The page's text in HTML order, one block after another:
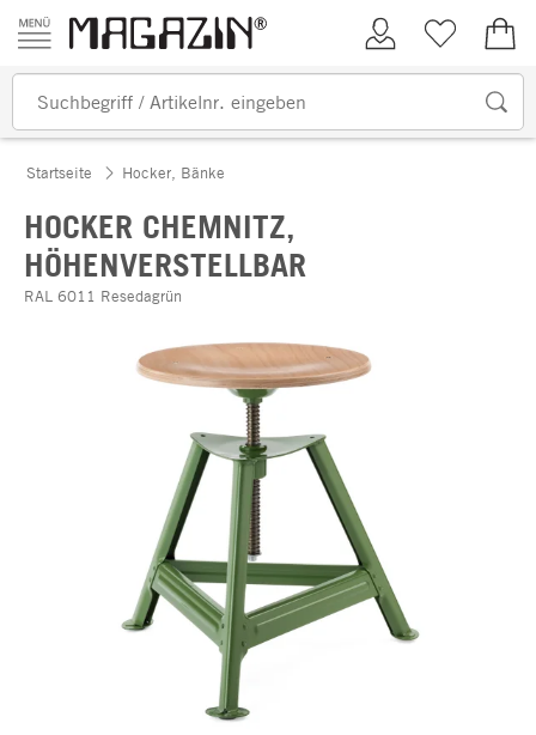
Zum Inhalt springen
Kundenkonto
Merkliste
Startseite Hocker, Bänke
HOCKER CHEMNITZ,
HÖHENVERSTELLBAR
RAL 6011 Resedagrün